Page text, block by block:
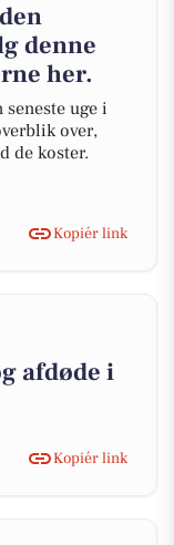
denne
her.
uge i
over,
de koster.
Kopiér link
afdøde i
Kopiér link